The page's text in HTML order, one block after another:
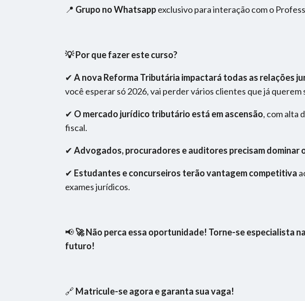
📍 Grupo no Whatsappexclusivo para interação com o
💡 Por que fazer este curso?
✔ A nova Reforma Tributária impactará todas as relações
você esperar só 2026, vai perder vários clientes que já querem
✔ O mercado jurídico tributário está em ascensão, com alta
fiscal.
✔ Advogados, procuradores e auditores precisam dominar o
✔ Estudantes e concurseiros terão vantagem competitiva
exames jurídicos.
📢🚀 Não perca essa oportunidade! Torne-se especialista
futuro!
🔗 Matricule-se agora e garanta sua vaga!